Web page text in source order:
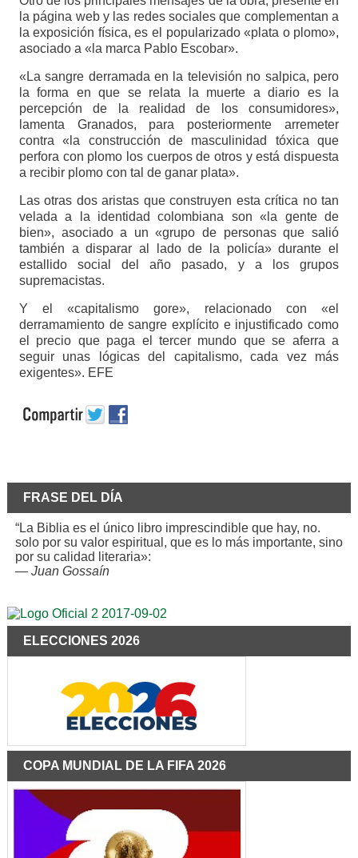
la página web y las redes sociales que complementan a
la exposición física, es el popularizado «plata o plomo»,
asociado a «la marca Pablo Escobar».
«La sangre derramada en la televisión no salpica, pero
la forma en que se relata la muerte a diario es la
percepción de la realidad de los consumidores»,
lamenta Granados, para posteriormente arremeter
contra «la construcción de masculinidad tóxica que
perfora con plomo los cuerpos de otros y está dispuesta
a recibir plomo con tal de ganar plata».
Las otras dos aristas que construyen esta crítica no tan
velada a la identidad colombiana son «la gente de
bien», asociado a un «grupo de personas que salió
también a disparar al lado de la policía» durante el
estallido social del año pasado, y a los grupos
supremacistas.
Y el «capitalismo gore», relacionado con «el
derramamiento de sangre explícito e injustificado como
el precio que paga el tercer mundo que se aferra a
seguir unas lógicas del capitalismo, cada vez más
exigentes». EFE
FRASE DEL DÍA
“La Biblia es el único libro imprescindible que hay, no.
solo por su valor espiritual, que es lo más importante, sino
por su calidad literaria»:
— Juan Gossaín
ELECCIONES 2026
COPA MUNDIAL DE LA FIFA 2026